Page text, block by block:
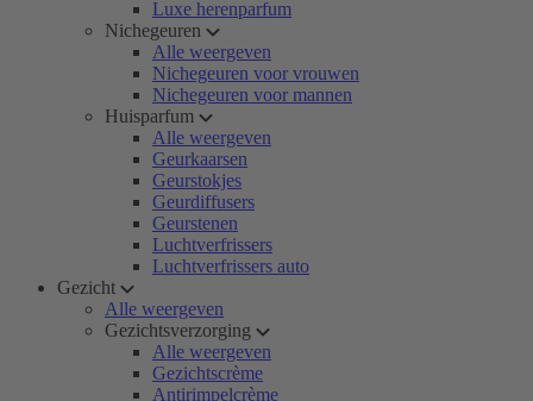
Luxe herenparfum
Nichegeuren
Alle weergeven
Nichegeuren voor vrouwen
Nichegeuren voor mannen
Huisparfum
Alle weergeven
Geurkaarsen
Geurstokjes
Geurdiffusers
Geurstenen
Luchtverfrissers
Luchtverfrissers auto
Gezicht
Alle weergeven
Gezichtsverzorging
Alle weergeven
Gezichtscrème
Antirimpelcrème